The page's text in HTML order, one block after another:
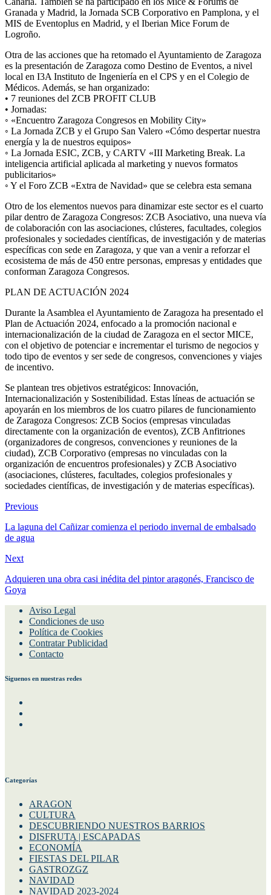
Granada y Madrid, la Jornada SCB Corporativo en Pamplona, y el
MIS de Eventoplus en Madrid, y el Iberian Mice Forum de
Logroño.
Otra de las acciones que ha retomado el Ayuntamiento de Zaragoza
es la presentación de Zaragoza como Destino de Eventos, a nivel
local en I3A Instituto de Ingeniería en el CPS y en el Colegio de
Médicos. Además, se han organizado:
• 7 reuniones del ZCB PROFIT CLUB
• Jornadas:
◦ «Encuentro Zaragoza Congresos en Mobility City»
◦ La Jornada ZCB y el Grupo San Valero «Cómo despertar nuestra
energía y la de nuestros equipos»
◦ La Jornada ESIC, ZCB, y CARTV «III Marketing Break. La
inteligencia artificial aplicada al marketing y nuevos formatos
publicitarios»
◦ Y el Foro ZCB «Extra de Navidad» que se celebra esta semana
Otro de los elementos nuevos para dinamizar este sector es el cuarto
pilar dentro de Zaragoza Congresos: ZCB Asociativo, una nueva vía
de colaboración con las asociaciones, clústeres, facultades, colegios
profesionales y sociedades científicas, de investigación y de materias
específicas con sede en Zaragoza, y que van a venir a reforzar el
ecosistema de más de 450 entre personas, empresas y entidades que
conforman Zaragoza Congresos.
PLAN DE ACTUACIÓN 2024
Durante la Asamblea el Ayuntamiento de Zaragoza ha presentado el
Plan de Actuación 2024, enfocado a la promoción nacional e
internacionalización de la ciudad de Zaragoza en el sector MICE,
con el objetivo de potenciar e incrementar el turismo de negocios y
todo tipo de eventos y ser sede de congresos, convenciones y viajes
de incentivo.
Se plantean tres objetivos estratégicos: Innovación,
Internacionalización y Sostenibilidad. Estas líneas de actuación se
apoyarán en los miembros de los cuatro pilares de funcionamiento
de Zaragoza Congresos: ZCB Socios (empresas vinculadas
directamente con la organización de eventos), ZCB Anfitriones
(organizadores de congresos, convenciones y reuniones de la
ciudad), ZCB Corporativo (empresas no vinculadas con la
organización de encuentros profesionales) y ZCB Asociativo
(asociaciones, clústeres, facultades, colegios profesionales y
sociedades científicas, de investigación y de materias específicas).
Previous
La laguna del Cañizar comienza el periodo invernal de embalsado
de agua
Next
Adquieren una obra casi inédita del pintor aragonés, Francisco de
Goya
Aviso Legal
Condiciones de uso
Política de Cookies
Contratar Publicidad
Contacto
Siguenos en nuestras redes
Categorías
ARAGON
CULTURA
DESCUBRIENDO NUESTROS BARRIOS
DISFRUTA | ESCAPADAS
ECONOMÍA
FIESTAS DEL PILAR
GASTROZGZ
NAVIDAD
NAVIDAD 2023-2024